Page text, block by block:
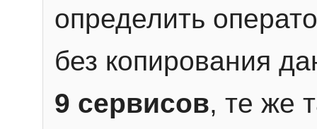
определить
без копирования
9 сервисов, те же